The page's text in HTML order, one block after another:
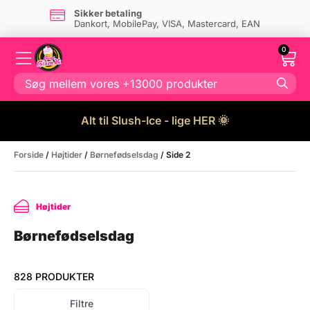
Sikker betaling
Dankort, MobilePay, VISA, Mastercard, EAN
0
Alt til Slush-Ice - lige HER 🌞
Forside / Højtider / Børnefødselsdag / Side 2
Højtider
Børnefødselsdag
828 PRODUKTER
Filtre